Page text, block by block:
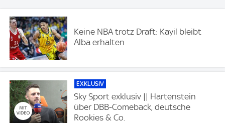
Keine NBA trotz Draft: Kayil bleibt
Alba erhalten
EXKLUSIV
Sky Sport exklusiv || Hartenstein
über DBB-Comeback, deutsche
Rookies & Co.